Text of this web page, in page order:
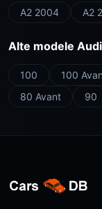
A2 2004 A2
Alte modele Audi
100 100
80 Avant
90